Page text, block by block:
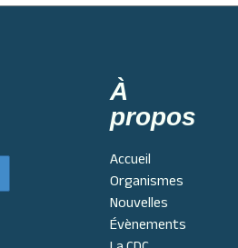
À
propos
Accueil
Organismes
Nouvelles
Évènements